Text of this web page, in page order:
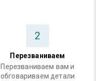
2
Перезваниваем
Перезваниваем вам и
обговариваем детали